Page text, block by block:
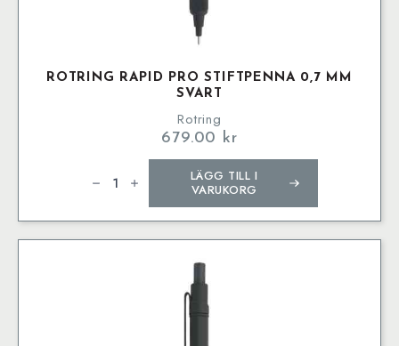
ROTRING RAPID PRO STIFTPENNA 0,7 MM
SVART
Rotring
679.00 kr
Rapid
Pro
mm
Svart
LÄGG TILL I
VARUKORG